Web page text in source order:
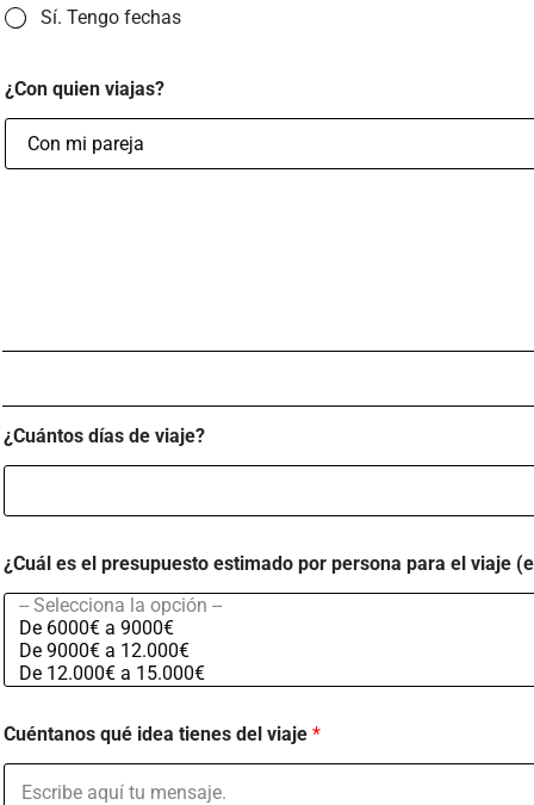
Sí. Tengo fechas
¿Con quien viajas?
¿Cuántos días de viaje?
¿Cuál es el presupuesto estimado por persona para el viaje
Cuéntanos qué idea tienes del viaje *